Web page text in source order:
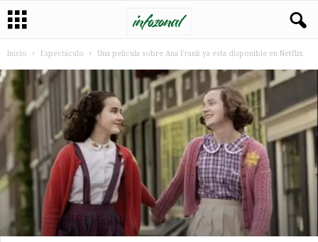
Inicio Espectáculo Una película sobre Ana Frank ya esta disponible en Netflix